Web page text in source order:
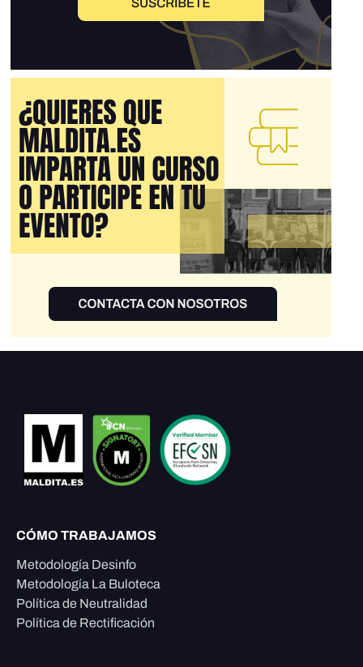
CÓMO TRABAJAMOS
Metodología Desinfo
Metodología La Buloteca
Política de Neutralidad
Política de Rectificación